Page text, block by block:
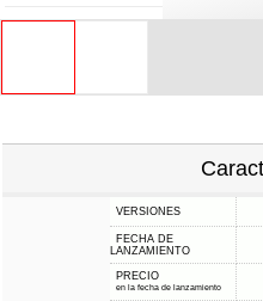
VERSIONES
FECHA DE
LANZAMIENTO
PRECIO
en la fecha de lanzamiento